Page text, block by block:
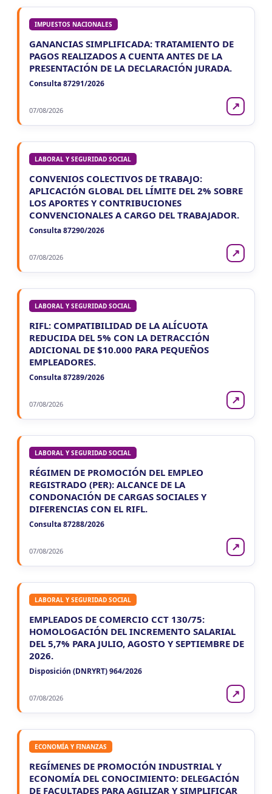
IMPUESTOS NACIONALES
GANANCIAS SIMPLIFICADA: TRATAMIENTO DE
PAGOS REALIZADOS A CUENTA ANTES DE LA
PRESENTACIÓN DE LA DECLARACIÓN JURADA.
Consulta 87291/2026
07/08/2026 ↗
LABORAL Y SEGURIDAD SOCIAL
CONVENIOS COLECTIVOS DE TRABAJO:
APLICACIÓN GLOBAL DEL LÍMITE DEL 2% SOBRE
LOS APORTES Y CONTRIBUCIONES
CONVENCIONALES A CARGO DEL TRABAJADOR.
Consulta 87290/2026
07/08/2026 ↗
LABORAL Y SEGURIDAD SOCIAL
RIFL: COMPATIBILIDAD DE LA ALÍCUOTA
REDUCIDA DEL 5% CON LA DETRACCIÓN
ADICIONAL DE $10.000 PARA PEQUEÑOS
EMPLEADORES.
Consulta 87289/2026
07/08/2026 ↗
LABORAL Y SEGURIDAD SOCIAL
RÉGIMEN DE PROMOCIÓN DEL EMPLEO
REGISTRADO (PER): ALCANCE DE LA
CONDONACIÓN DE CARGAS SOCIALES Y
DIFERENCIAS CON EL RIFL.
Consulta 87288/2026
07/08/2026 ↗
LABORAL Y SEGURIDAD SOCIAL
EMPLEADOS DE COMERCIO CCT 130/75:
HOMOLOGACIÓN DEL INCREMENTO SALARIAL
DEL 5,7% PARA JULIO, AGOSTO Y SEPTIEMBRE DE
2026.
Disposición (DNRYRT) 964/2026
07/08/2026 ↗
ECONOMÍA Y FINANZAS
REGÍMENES DE PROMOCIÓN INDUSTRIAL Y
ECONOMÍA DEL CONOCIMIENTO: DELEGACIÓN
DE FACULTADES PARA AGILIZAR Y SIMPLIFICAR